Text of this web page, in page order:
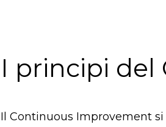
I principi
Il Continuous Improvement